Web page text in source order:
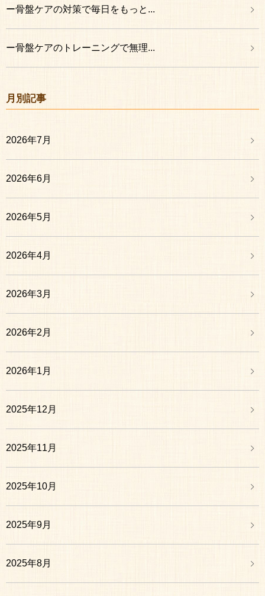
ー骨盤ケアの対策で毎日をもっと...
ー骨盤ケアのトレーニングで無理...
月別記事
2026年7月
2026年6月
2026年5月
2026年4月
2026年3月
2026年2月
2026年1月
2025年12月
2025年11月
2025年10月
2025年9月
2025年8月